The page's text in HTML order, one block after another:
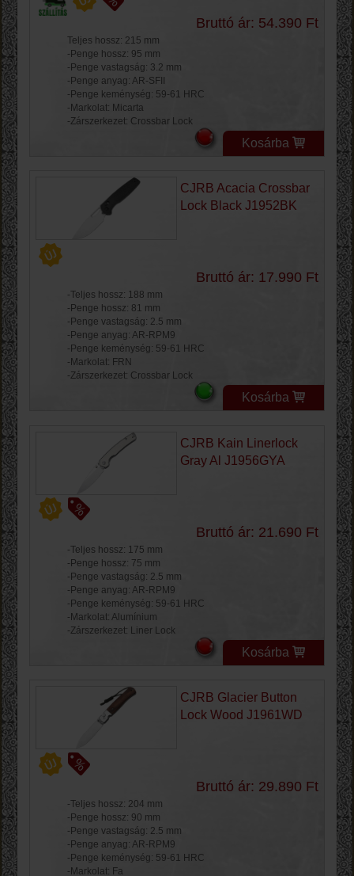
Bruttó ár: 54.390 Ft
Teljes hossz: 215 mm
-Penge hossz: 95 mm
-Penge vastagság: 3.2 mm
-Penge anyag: AR-SFII
-Penge keménység: 59-61 HRC
-Markolat: Micarta
-Zárszerkezet: Crossbar Lock
Kosárba
CJRB Acacia Crossbar
Lock Black J1952BK
Bruttó ár: 17.990 Ft
-Teljes hossz: 188 mm
-Penge hossz: 81 mm
-Penge vastagság: 2.5 mm
-Penge anyag: AR-RPM9
-Penge keménység: 59-61 HRC
-Markolat: FRN
-Zárszerkezet: Crossbar Lock
Kosárba
CJRB Kain Linerlock
Gray Al J1956GYA
Bruttó ár: 21.690 Ft
-Teljes hossz: 175 mm
-Penge hossz: 75 mm
-Penge vastagság: 2.5 mm
-Penge anyag: AR-RPM9
-Penge keménység: 59-61 HRC
-Markolat: Alumínium
-Zárszerkezet: Liner Lock
Kosárba
CJRB Glacier Button
Lock Wood J1961WD
Bruttó ár: 29.890 Ft
-Teljes hossz: 204 mm
-Penge hossz: 90 mm
-Penge vastagság: 2.5 mm
-Penge anyag: AR-RPM9
-Penge keménység: 59-61 HRC
-Markolat: Fa